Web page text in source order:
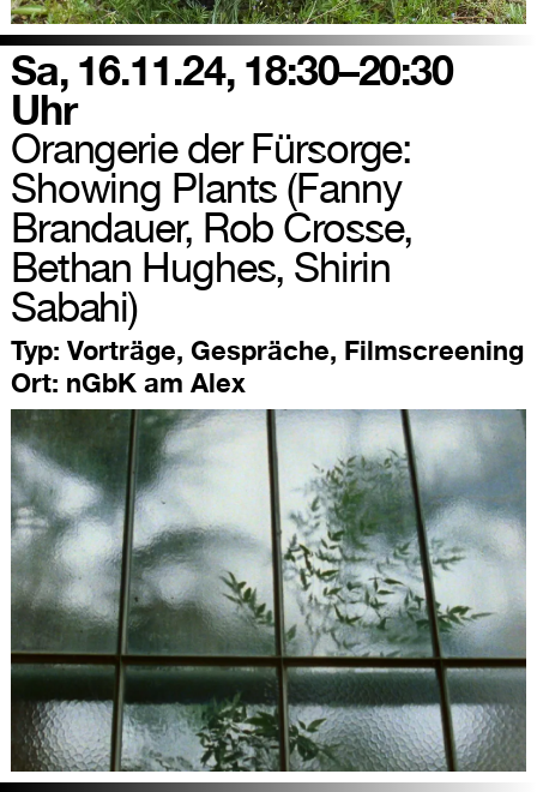
Sa, 16.11.24, 18:30–20:30
Uhr
Orangerie der Fürsorge:
Showing Plants (Fanny
Brandauer, Rob Crosse,
Bethan Hughes, Shirin
Sabahi)
Typ: Vorträge, Gespräche, Filmscreening
Ort: nGbK am Alex